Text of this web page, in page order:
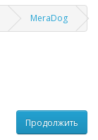
MeraDog
Продолжить